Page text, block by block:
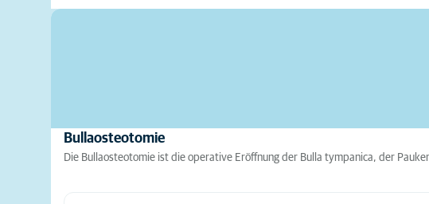
Bullaosteotomie
Die Bullaosteotomie ist die operative Eröffnung der Bulla tympanica, der